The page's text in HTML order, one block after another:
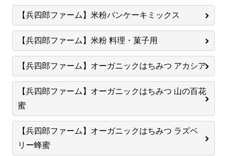
【兵四郎ファーム】米粉パンケーキミックス
【兵四郎ファーム】米粉 料理・菓子用
【兵四郎ファーム】オーガニックはちみつ アカシア
【兵四郎ファーム】オーガニックはちみつ 山の百花
蜜
【兵四郎ファーム】オーガニックはちみつ ラズベ
リー蜂蜜